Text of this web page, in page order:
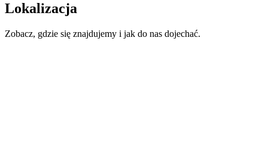
Lokalizacja
Zobacz, gdzie się znajdujemy i jak do nas dojechać.